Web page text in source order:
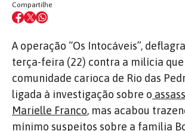
Compartilhe
A operação “Os Intocáveis”,
terça-feira (22) contra a milícia
comunidade carioca de Rio das
ligada à investigação sobre o
Marielle Franco, mas acabou
mínimo suspeitos sobre a família